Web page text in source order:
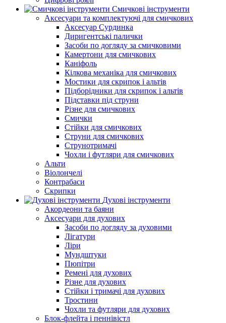
Смичкові інструменти
Аксесуари та комплектуючі для смичкових
Аксесуар Сурдинка
Диригентські палички
Засоби по догляду за смичковими
Камертони для смичкових
Каніфоль
Кілкова механіка для смичкових
Мостики для скрипок і альтів
Підборiдники для скрипок і альтів
Підставки під струни
Різне для смичкових
Смички
Стійки для смичкових
Струни для смичкових
Струнотримачі
Чохли і футляри для смичкових
Альти
Віолончелі
Контрабаси
Скрипки
Духові інструменти
Акордеони та баяни
Аксесуари для духових
Засоби по догляду за духовими
Лігатури
Ліри
Мундштуки
Пюпітри
Ремені для духових
Різне для духових
Стійки і тримачі для духових
Тростини
Чохли та футляри для духових
Блок-флейта і пеннівістл